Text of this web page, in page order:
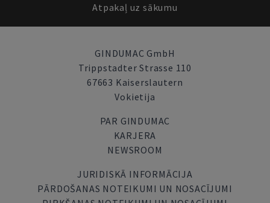
Atpakaļ uz sākumu
GINDUMAC GmbH
Trippstadter Strasse 110
67663 Kaiserslautern
Vokietija
PAR GINDUMAC
KARJERA
NEWSROOM
JURIDISKĀ INFORMĀCIJA
PĀRDOŠANAS NOTEIKUMI UN NOSACĪJUMI